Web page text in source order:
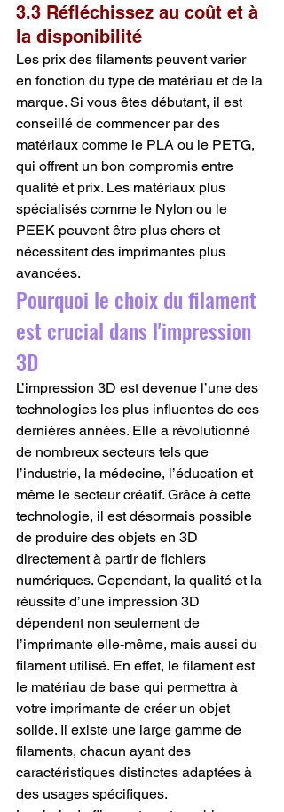
3.3 Réfléchissez au coût et à
la disponibilité
Les prix des filaments peuvent varier
en fonction du type de matériau et de la
marque. Si vous êtes débutant, il est
conseillé de commencer par des
matériaux comme le PLA ou le PETG,
qui offrent un bon compromis entre
qualité et prix. Les matériaux plus
spécialisés comme le Nylon ou le
PEEK peuvent être plus chers et
nécessitent des imprimantes plus
avancées.
Pourquoi le choix du filament
est crucial dans l'impression
3D
L’impression 3D est devenue l’une des
technologies les plus influentes de ces
dernières années. Elle a révolutionné
de nombreux secteurs tels que
l’industrie, la médecine, l’éducation et
même le secteur créatif. Grâce à cette
technologie, il est désormais possible
de produire des objets en 3D
directement à partir de fichiers
numériques. Cependant, la qualité et la
réussite d’une impression 3D
dépendent non seulement de
l’imprimante elle-même, mais aussi du
filament utilisé. En effet, le filament est
le matériau de base qui permettra à
votre imprimante de créer un objet
solide. Il existe une large gamme de
filaments, chacun ayant des
caractéristiques distinctes adaptées à
des usages spécifiques.